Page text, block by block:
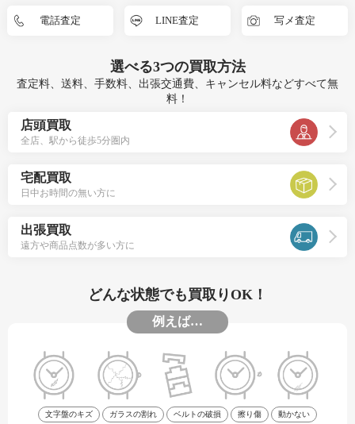
電話査定 LINE査定 写メ査定
選べる3つの買取方法
査定料、送料、手数料、出張交通費、キャンセル料などすべて無
料！
店頭買取
全店、駅から徒歩5分圏内
宅配買取
日中お時間の無い方に
出張買取
遠方や商品点数が多い方に
どんな状態でも買取りOK！
例えば…
文字盤のキズ ガラスの割れ ベルトの破損 擦り傷 動かない